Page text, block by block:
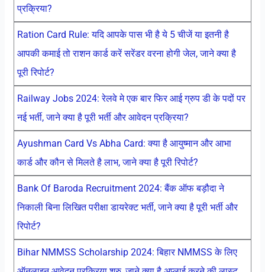
प्रक्रिया?
Ration Card Rule: यदि आपके पास भी है ये 5 चीजें या इतनी है
आपकी कमाई तो राशन कार्ड करें सरेंडर वरना होगी जेल, जाने क्या है
पूरी रिपोर्ट?
Railway Jobs 2024: रेलवे मे एक बार फिर आई ग्रुप डी के पदों पर
नई भर्ती, जाने क्या है पूरी भर्ती और आवेदन प्रक्रिया?
Ayushman Card Vs Abha Card: क्या है आयुष्मान और आभा
कार्ड और कौन से मिलते है लाभ, जाने क्या है पूरी रिपोर्ट?
Bank Of Baroda Recruitment 2024: बैंक ऑफ बड़ौदा ने
निकाली बिना लिखित परीक्षा डायरेक्ट भर्ती, जाने क्या है पूरी भर्ती और
रिपोर्ट?
Bihar NMMSS Scholarship 2024: बिहार NMMSS के लिए